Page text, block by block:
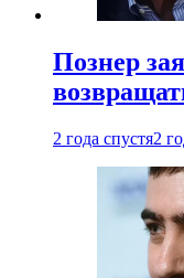
Познер
2 года спустя2